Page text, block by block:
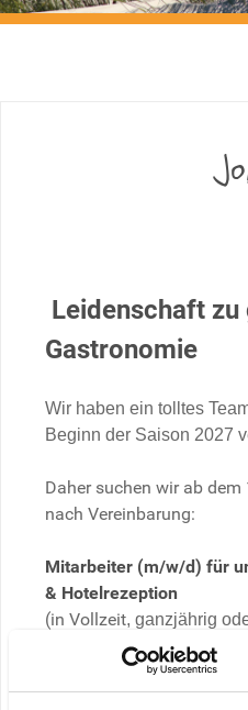
Leidenschaft zu
Gastronomie
Wir haben ein tolltes
Beginn der Saison 2027
Daher suchen wir ab
nach Vereinbarung:
Mitarbeiter (m/w/d) für
& Hotelrezeption
(in Vollzeit, ganzjährig
In dieser
sowohl an der Rezeption